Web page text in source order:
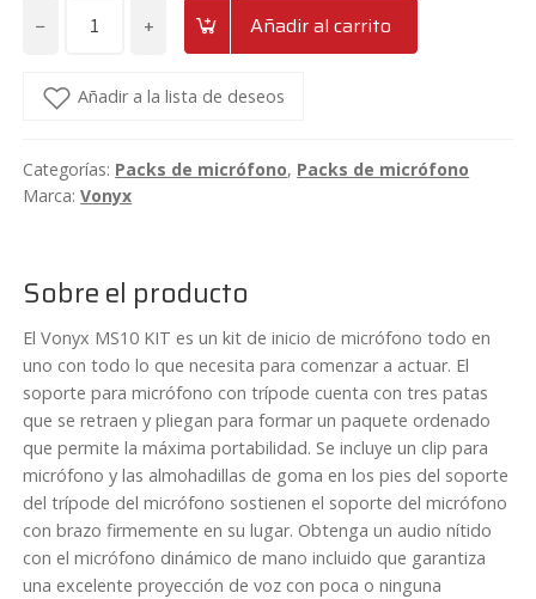
−
micrófono
y
soporte
cantidad
+ Añadir al carrito
Añadir a la lista de deseos
Categorías: Packs de micrófono, Packs de micrófono
Marca:Vonyx
Sobre el producto
El Vonyx MS10 KIT es un kit de inicio de micrófono todo en
uno con todo lo que necesita para comenzar a actuar. El
soporte para micrófono con trípode cuenta con tres patas
que se retraen y pliegan para formar un paquete ordenado
que permite la máxima portabilidad. Se incluye un clip para
micrófono y las almohadillas de goma en los pies del soporte
del trípode del micrófono sostienen el soporte del micrófono
con brazo firmemente en su lugar. Obtenga un audio nítido
con el micrófono dinámico de mano incluido que garantiza
una excelente proyección de voz con poca o ninguna